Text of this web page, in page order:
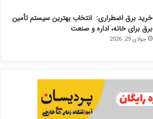
خرید برق اضطراری: انتخاب بهترین سیستم تأمین
برق برای خانه، اداره و صنعت
جولای 29, 2026